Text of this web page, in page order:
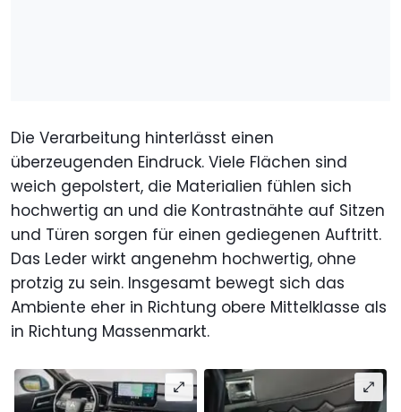
Die Verarbeitung hinterlässt einen
überzeugenden Eindruck. Viele Flächen sind
weich gepolstert, die Materialien fühlen sich
hochwertig an und die Kontrastnähte auf Sitzen
und Türen sorgen für einen gediegenen Auftritt.
Das Leder wirkt angenehm hochwertig, ohne
protzig zu sein. Insgesamt bewegt sich das
Ambiente eher in Richtung obere Mittelklasse als
in Richtung Massenmarkt.